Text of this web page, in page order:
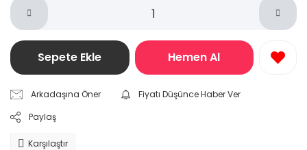
Sepete Ekle Hemen Al
Arkadaşına Öner
Fiyatı Düşünce Haber Ver
Paylaş
Karşılaştır